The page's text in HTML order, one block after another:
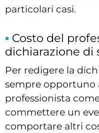
particolari casi.
Costo del
dichiarazione di
Per redigere la
sempre opportuno
professionista
commettere un
comportare altri